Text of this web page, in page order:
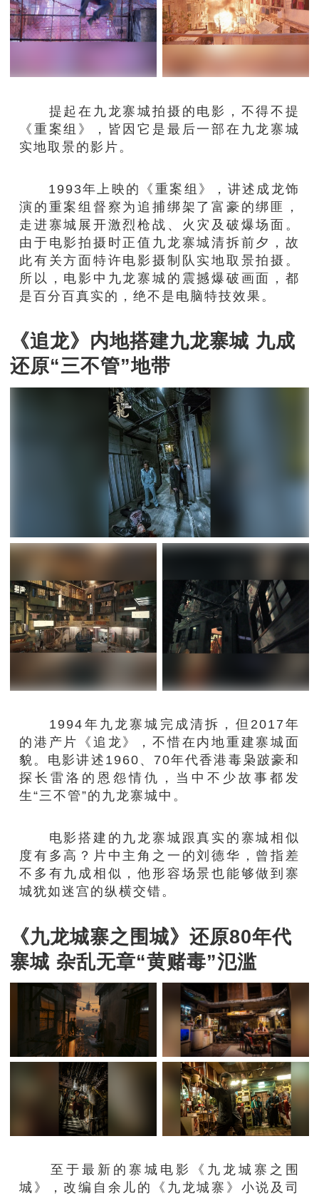
提起在九龙寨城拍摄的电影，不得不提
《重案组》，皆因它是最后一部在九龙寨城
实地取景的影片。
1993年上映的《重案组》，讲述成龙饰
演的重案组督察为追捕绑架了富豪的绑匪，
走进寨城展开激烈枪战、火灾及破爆场面。
由于电影拍摄时正值九龙寨城清拆前夕，故
此有关方面特许电影摄制队实地取景拍摄。
所以，电影中九龙寨城的震撼爆破画面，都
是百分百真实的，绝不是电脑特技效果。
《追龙》内地搭建九龙寨城 九成
还原“三不管”地带
1994年九龙寨城完成清拆，但2017年
的港产片《追龙》，不惜在内地重建寨城面
貌。电影讲述1960、70年代香港毒枭跛豪和
探长雷洛的恩怨情仇，当中不少故事都发
生“三不管”的九龙寨城中。
电影搭建的九龙寨城跟真实的寨城相似
度有多高？片中主角之一的刘德华，曾指差
不多有九成相似，他形容场景也能够做到寨
城犹如迷宫的纵横交错。
《九龙城寨之围城》还原80年代
寨城 杂乱无章“黄赌毒”氾滥
至于最新的寨城电影《九龙城寨之围
城》，改编自余儿的《九龙城寨》小说及司